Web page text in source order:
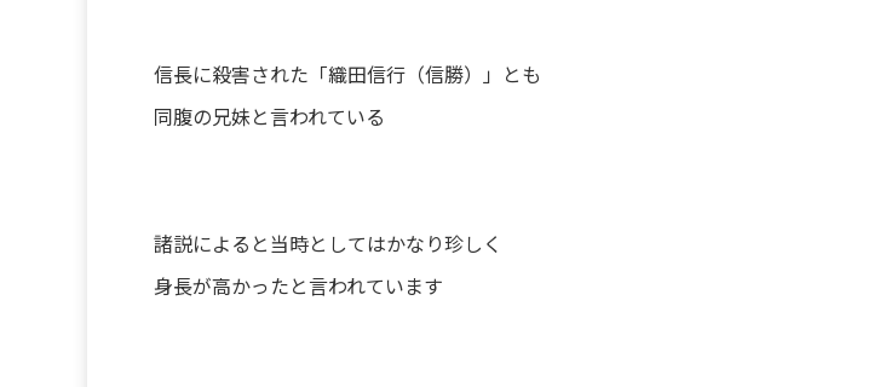
信長に殺害された「織田信行（信勝）」とも
同腹の兄妹と言われている
諸説によると当時としてはかなり珍しく
身長が高かったと言われています